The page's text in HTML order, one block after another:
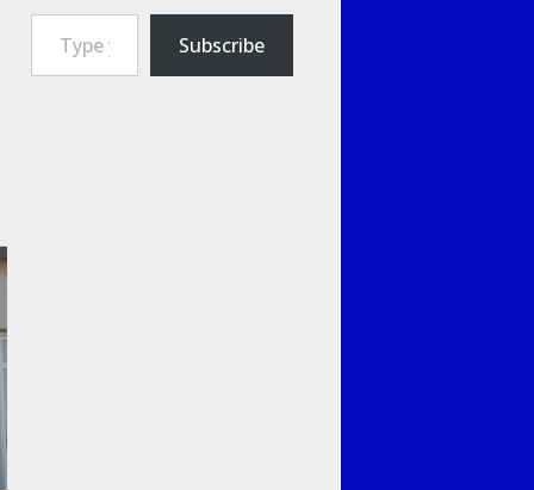
Type your email…
Subscribe